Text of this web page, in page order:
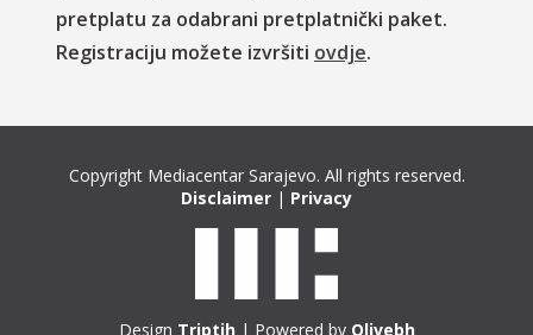
pretplatu za odabrani pretplatnički paket.
Registraciju možete izvršiti ovdje.
Copyright Mediacentar Sarajevo. All rights reserved.
Disclaimer | Privacy
Design Triptih| Powered by Olivebh